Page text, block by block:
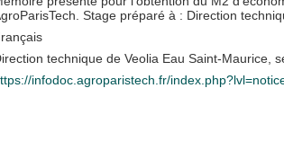
Stage préparé à : Direction
technique de Veolia Eau Saint-Maurice,
infodoc.agroparistech.fr/